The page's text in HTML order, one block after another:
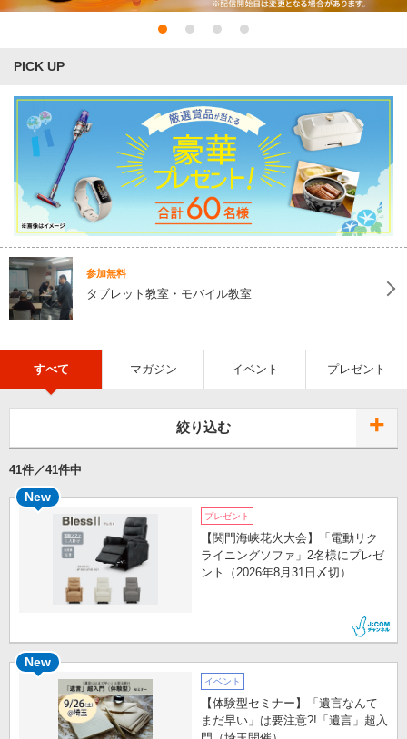
PICK UP
参加無料
タブレット教室・モバイル教室
すべて マガジン イベント プレゼント
絞り込む
41件／41件中
New
プレゼント
【関門海峡花火大会】「電動リク
ライニングソファ」2名様にプレゼ
ント（2026年8月31日〆切）
New
イベント
【体験型セミナー】「遺言なんて
まだ早い」は要注意?!「遺言」超入